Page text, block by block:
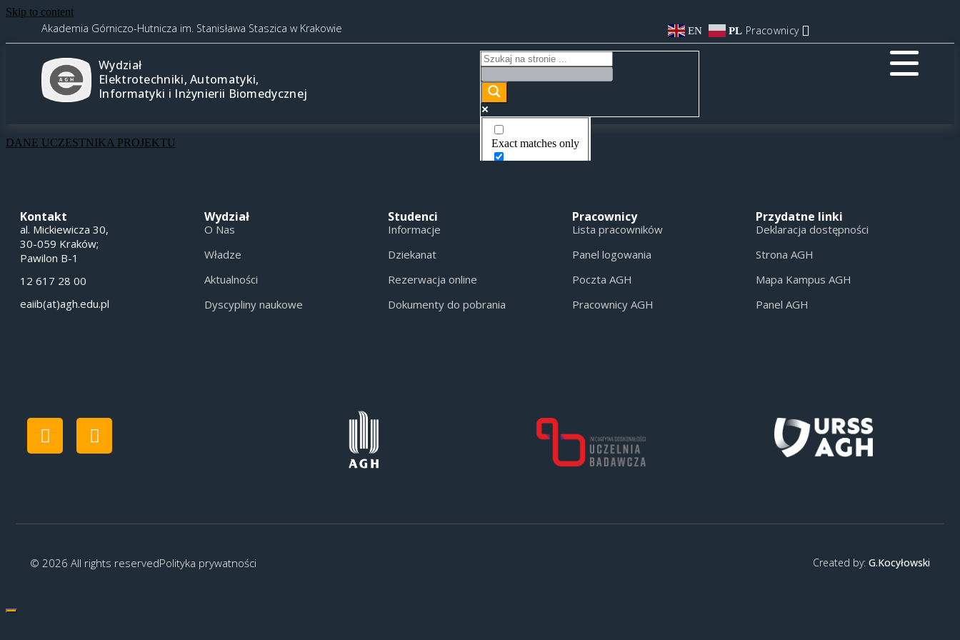
Skip to content
Akademia Górniczo-Hutnicza im. Stanisława Staszica w Krakowie EN PL Pracownicy
Wydział
Elektrotechniki, Automatyki,
Informatyki i Inżynierii Biomedycznej
Exact matches only
DANE UCZESTNIKA PROJEKTU
Kontakt
al. Mickiewicza 30,
30-059 Kraków;
Pawilon B-1
12 617 28 00
eaiib(at)agh.edu.pl
Wydział
O Nas
Władze
Aktualności
Dyscypliny naukowe
Studenci
Informacje
Dziekanat
Rezerwacja online
Dokumenty do pobrania
Pracownicy
Lista pracowników
Panel logowania
Poczta AGH
Pracownicy AGH
Przydatne linki
Deklaracja dostępności
Strona AGH
Mapa Kampus AGH
Panel AGH
© 2026 All rights reservedPolityka prywatności Created by: G.Kocyłowski